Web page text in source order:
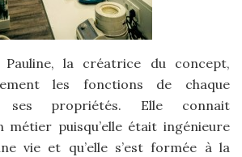
la créatrice du concept,
les fonctions de chaque
propriétés. Elle connait
métier puisqu’elle était ingénieure
vie et qu’elle s’est formée à la